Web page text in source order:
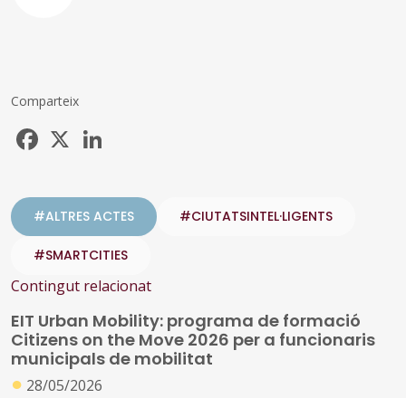
Comparteix
Facebook
#ALTRES ACTES #CIUTATSINTEL·LIGENTS
#SMARTCITIES
Contingut relacionat
EIT Urban Mobility: programa de formació
Citizens on the Move 2026 per a funcionaris
municipals de mobilitat
● 28/05/2026